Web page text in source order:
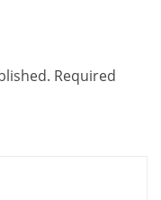
Required